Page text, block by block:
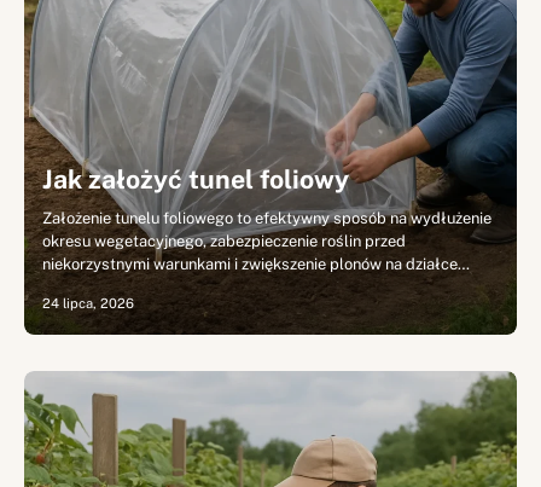
Jak założyć tunel foliowy
Założenie tunelu foliowego to efektywny sposób na wydłużenie
okresu wegetacyjnego, zabezpieczenie roślin przed
niekorzystnymi warunkami i zwiększenie plonów na działce…
24 lipca, 2026